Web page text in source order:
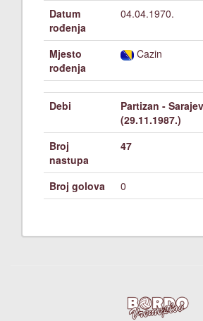
Datum
rođenja
04.04.1970.
Mjesto
rođenja
Cazin
Debi
Partizan -
(29.11.1987.)
Broj
nastupa
47
Broj golova 0